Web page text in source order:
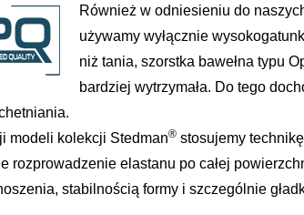
Również w odniesieniu do
używamy wyłącznie
niż tania, szorstka bawełna typu
bardziej wytrzymała. Do tego
modeli kolekcji Stedman® stosujemy
rozprowadzenie elastanu po całej
stabilnością formy i szczególnie